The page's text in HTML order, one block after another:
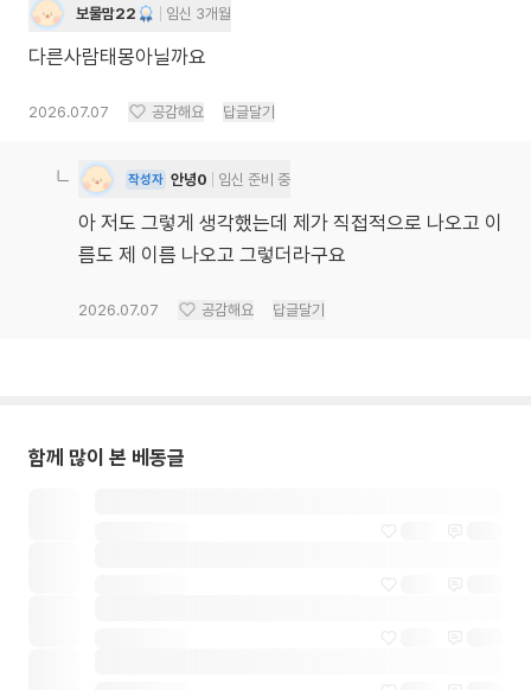
보물맘22 임신 3개월
다른사람태몽아닐까요
2026.07.07 공감해요 답글달기
작성자 안녕0 임신 준비 중
아 저도 그렇게 생각했는데 제가 직접적으로 나오고 이
름도 제 이름 나오고 그렇더라구요
2026.07.07 공감해요 답글달기
함께 많이 본 베동글